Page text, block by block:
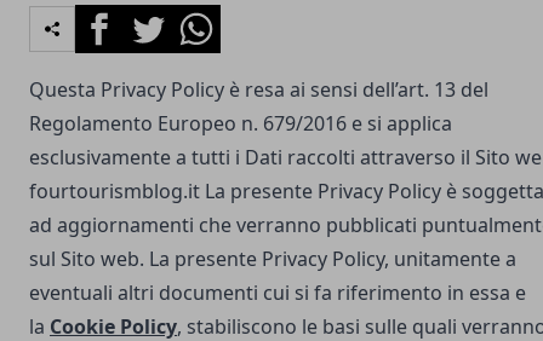
FacebookTwitterWhatsapp
Questa Privacy Policy è resa ai sensi dell’art. 13 del
Regolamento Europeo n. 679/2016 e si applica
esclusivamente a tutti i Dati raccolti attraverso il Sito
fourtourismblog.it La presente Privacy Policy è soggetta
ad aggiornamenti che verranno pubblicati
sul Sito web. La presente Privacy Policy, unitamente a
eventuali altri documenti cui si fa riferimento in essa e
la Cookie Policy, stabiliscono le basi sulle quali